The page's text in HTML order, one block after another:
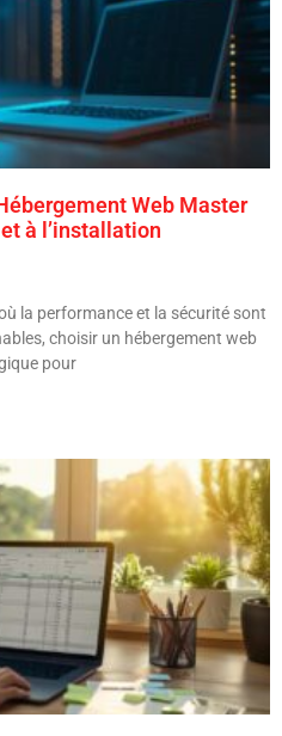
Web Master
à l’installation
la performance et la sécurité sont
choisir un hébergement web
pour